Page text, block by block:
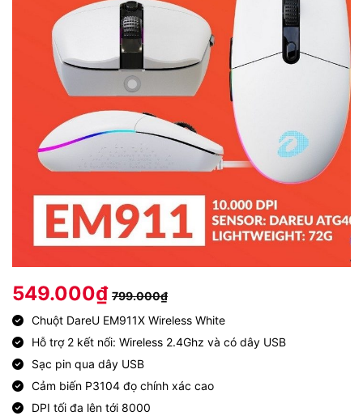
549.000₫ 799.000₫
Chuột DareU EM911X Wireless White
Hỗ trợ 2 kết nối: Wireless 2.4Ghz và có dây USB
Sạc pin qua dây USB
Cảm biến P3104 đọ chính xác cao
DPI tối đa lên tới 8000